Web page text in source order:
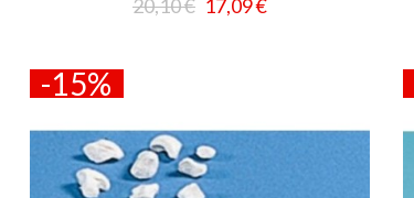
20,10 € 17,09 €
-15%